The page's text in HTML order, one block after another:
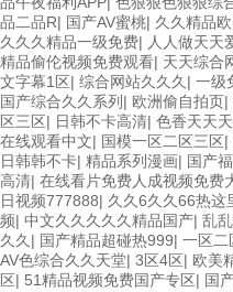
品二品R| 国产AV蜜桃| 久久精品
久久久精品一级免费| 人人做天天
精品偷伦视频免费观看| 天天综合
文字幕1区| 综合网站久久久| 一级
国产综合久久系列 | 欧洲偷自拍页|
区三区| 日韩不卡高清| 色香天天
在线观看中文| 国模一区二区三区|
日韩韩不卡| 精品系列漫画| 国产
高清| 在线看片免费人成视频免费
日视频777888| 久久6久久66热这
频| 中文久久久久久精品国产| 乱
久久| 国产精品超碰热999| 一区二
AV色综合久久天堂| 3区4区| 欧美
区| 51精品视频免费国产专区| 国